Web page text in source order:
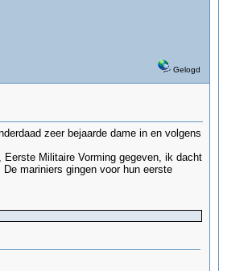
Gelogd
zeer bejaarde dame in en volgens
Militaire Vorming gegeven, ik dacht
mariniers gingen voor hun eerste